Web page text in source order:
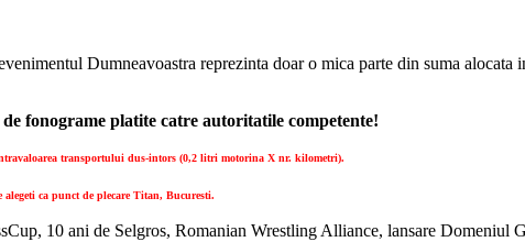
Dumneavoastra reprezinta doar o mica parte din suma
fonograme platite catre autoritatile competente!
transportului dus-intors (0,2 litri motorina X nr. kilometri).
alegeti ca punct de plecare Titan, Bucuresti.
10 ani de Selgros, Romanian Wrestling Alliance, lansare Domeniul